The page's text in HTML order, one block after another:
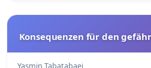
Konsequenzen für den
Yasmin Tabatabaei